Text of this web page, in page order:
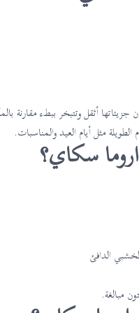
أثقل وتتبخر ببطء مقارنة
مثل أيام العيد والمناسبات.
سكاي؟
الدافئ
مبالغة.